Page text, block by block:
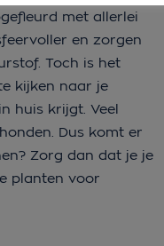
met allerlei
en zorgen
Toch is het
kijken naar je
huis krijgt. Veel
Dus komt er
Zorg dan dat je je
planten voor